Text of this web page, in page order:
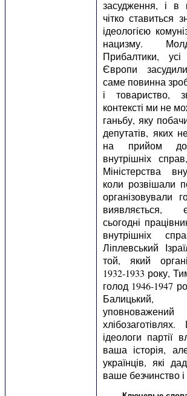
засудження, і в
чітко ставиться
ідеологією
нацизму.
Прибалтики, усі
Європи
саме повинна
і товариство,
контексті ми не
ганьбу, яку
депутатів, яких
на прийом до
внутрішніх
Міністерства
коли розвішали
організовували
виявляється,
сьогодні
внутрішніх
Ліплевський
той, який
1932-1933 року,
голод 1946-1947
ідеологи партії
ваша історія,
українців, які
ваше безчинство і